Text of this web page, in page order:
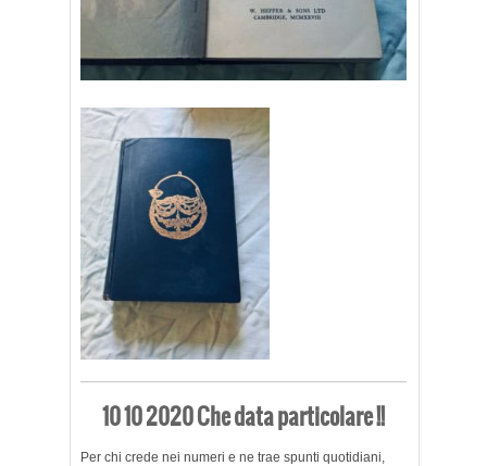
10 10 2020 Che data particolare !!
Per chi crede nei numeri e ne trae spunti quotidiani,